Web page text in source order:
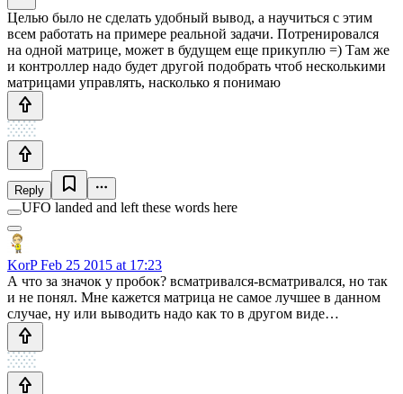
Целью было не сделать удобный вывод, а научиться с этим
всем работать на примере реальной задачи. Потренировался
на одной матрице, может в будущем еще прикуплю =) Там же
и контроллер надо будет другой подобрать чтоб несколькими
матрицами управлять, насколько я понимаю
Reply
UFO landed and left these words here
KorPFeb 25 2015 at 17:23
А что за значок у пробок? всматривался-всматривался, но так
и не понял. Мне кажется матрица не самое лучшее в данном
случае, ну или выводить надо как то в другом виде…